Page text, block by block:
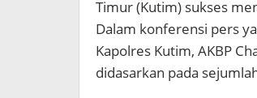
Timur (Kutim) sukses
Dalam konferensi pers
Kapolres Kutim, AKBP
didasarkan pada